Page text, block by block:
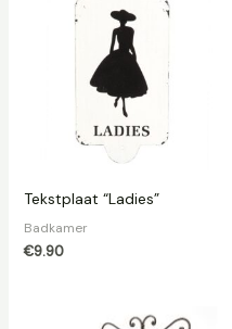
Tekstplaat “Ladies”
Badkamer
€9.90